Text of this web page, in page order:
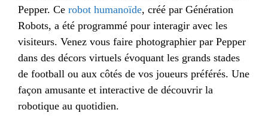
Pepper. Ce robot humanoïde, créé par Génération
Robots, a été programmé pour interagir avec les
visiteurs. Venez vous faire photographier par Pepper
dans des décors virtuels évoquant les grands stades
de football ou aux côtés de vos joueurs préférés. Une
façon amusante et interactive de découvrir la
robotique au quotidien.